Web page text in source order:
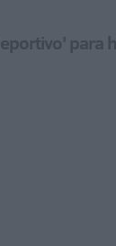
para